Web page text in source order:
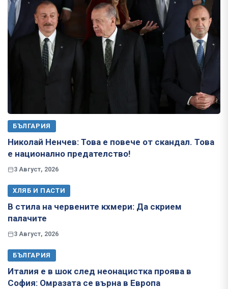
БЪЛГАРИЯ
Николай Ненчев: Това е повече от скандал. Това
е национално предателство!
3 Август, 2026
ХЛЯБ И ПАСТИ
В стила на червените кхмери: Да скрием
палачите
3 Август, 2026
БЪЛГАРИЯ
Италия е в шок след неонацистка проява в
София: Омразата се върна в Европа